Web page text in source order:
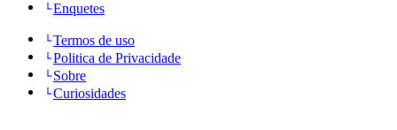
Enquetes
Termos de uso
Politica de Privacidade
Sobre
Curiosidades